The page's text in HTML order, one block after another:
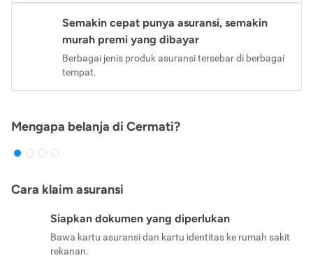
Semakin cepat punya asuransi, semakin
murah premi yang dibayar
Berbagai jenis produk asuransi tersebar di berbagai
tempat.
Mengapa belanja di Cermati?
Cara klaim asuransi
Siapkan dokumen yang diperlukan
Bawa kartu asuransi dan kartu identitas ke rumah sakit
rekanan.